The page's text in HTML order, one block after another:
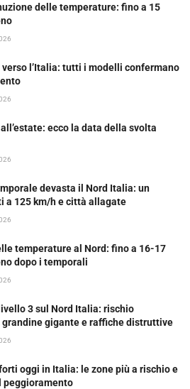
delle temperature: fino a 15
l’Italia: tutti i modelli confermano
ecco la data della svolta
devasta il Nord Italia: un
a 125 km/h e città allagate
temperature al Nord: fino a 16-17
dopo i temporali
3 sul Nord Italia: rischio
grandine gigante e raffiche distruttive
oggi in Italia: le zone più a rischio e
peggioramento